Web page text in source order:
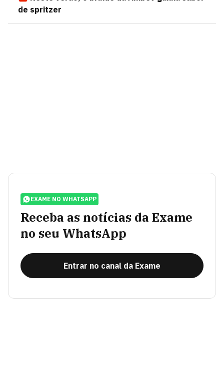
de spritzer
EXAME NO WHATSAPP
Receba as notícias da Exame
no seu WhatsApp
Entrar no canal da Exame